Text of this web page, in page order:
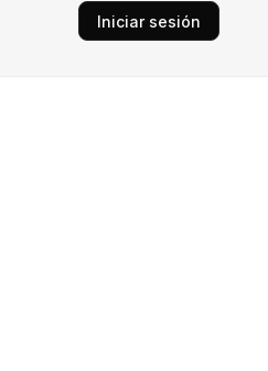
Iniciar sesión